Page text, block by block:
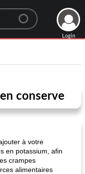
Login
conserve
à votre
en potassium, afin
crampes
alimentaires